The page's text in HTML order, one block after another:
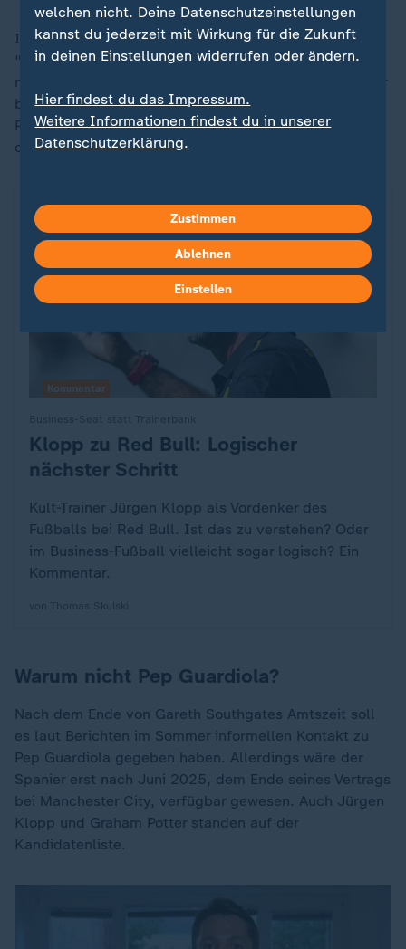
In einem Kommentar der "Daily Mail" war vom
"dunklen Tag für England" die Rede, denn: "England
muss bis zum letzten Mann im Trikot englisch sein. Wir
brauchen keinen Thomas Tuchel, sondern einen
Patrioten, für den das Land an erster, zweiter und
dritter Stelle steht."
:Klopp zu Red Bull: Logischer
nächster Schritt
Kult-Trainer Jürgen Klopp als Vordenker des
Fußballs bei Red Bull. Ist das zu verstehen? Oder
im Business-Fußball vielleicht sogar logisch? Ein
Kommentar.
Kommentar
Warum nicht Pep Guardiola?
Nach dem Ende von Gareth Southgates Amtszeit soll
es laut Berichten im Sommer informellen Kontakt zu
Pep Guardiola gegeben haben. Allerdings wäre der
Spanier erst nach Juni 2025, dem Ende seines Vertrags
bei Manchester City, verfügbar gewesen. Auch Jürgen
Klopp und Graham Potter standen auf der
Kandidatenliste.
welchen nicht. Deine Datenschutzeinstellungen
kannst du jederzeit mit Wirkung für die Zukunft
in deinen Einstellungen widerrufen oder ändern.
Hier findest du das Impressum.
Weitere Informationen findest du in unserer
Datenschutzerklärung.
Zustimmen
Ablehnen
Einstellen